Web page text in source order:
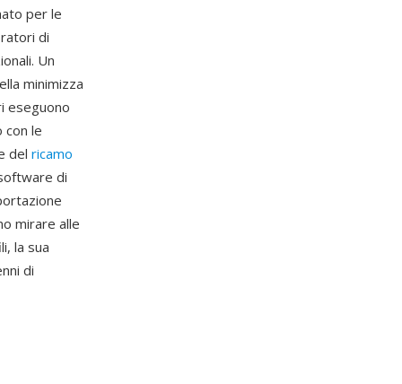
per le
di
Un
minimizza
eseguono
con le
del ricamo
di
mirare alle
la sua
di